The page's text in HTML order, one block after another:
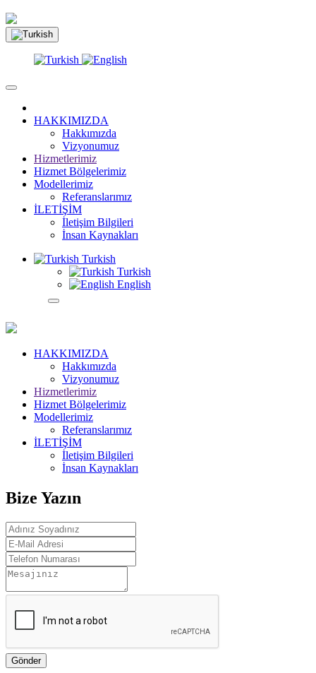
HAKKIMIZDA
Hakkımızda
Vizyonumuz
Hizmetlerimiz
Hizmet Bölgelerimiz
Modellerimiz
Referanslarımız
İLETİŞİM
İletişim Bilgileri
İnsan Kaynakları
Turkish
Turkish
English
HAKKIMIZDA
Hakkımızda
Vizyonumuz
Hizmetlerimiz
Hizmet Bölgelerimiz
Modellerimiz
Referanslarımız
İLETİŞİM
İletişim Bilgileri
İnsan Kaynakları
Bize Yazın
Gönder